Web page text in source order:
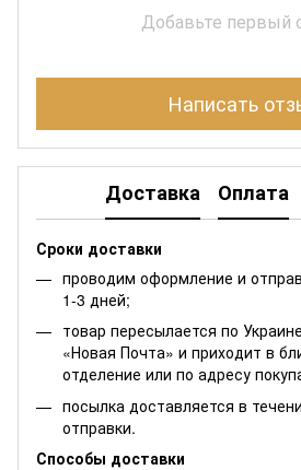
Добавьте первый
Написать
Доставка Оплата
Сроки доставки
проводим оформление и
1-3 дней;
товар пересылается по
«Новая Почта» и приходит в
отделение или по адресу
посылка доставляется в
отправки.
Способы доставки